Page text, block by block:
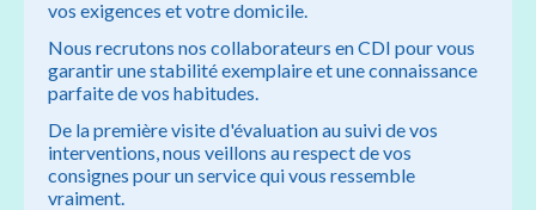
vos exigences et votre domicile.
Nous recrutons nos collaborateurs en CDI pour vous
garantir une stabilité exemplaire et une connaissance
parfaite de vos habitudes.
De la première visite d'évaluation au suivi de vos
interventions, nous veillons au respect de vos
consignes pour un service qui vous ressemble
vraiment.